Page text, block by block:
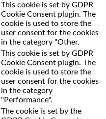
This cookie is set by GDPR
Cookie Consent plugin. The
cookie is used to store the
user consent for the cookies
in the category "Other.
This cookie is set by GDPR
Cookie Consent plugin. The
cookie is used to store the
user consent for the cookies
in the category
"Performance".
The cookie is set by the